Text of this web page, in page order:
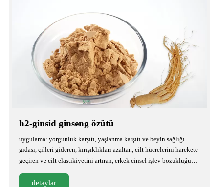
h2-ginsid ginseng özütü
uygulama: yorgunluk karşıtı, yaşlanma karşıtı ve beyin sağlığı
gıdası, çilleri gideren, kırışıklıkları azaltan, cilt hücrelerini harekete
geçiren ve cilt elastikiyetini artıran, erkek cinsel işlev bozukluğunu
detaylar